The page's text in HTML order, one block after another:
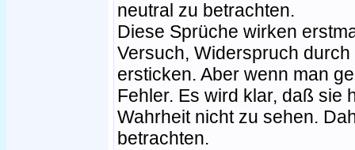
neutral zu betrachten.
Diese Sprüche wirken
Versuch, Widerspruch
ersticken. Aber wenn man
Fehler. Es wird klar, daß sie
Wahrheit nicht zu sehen.
betrachten.